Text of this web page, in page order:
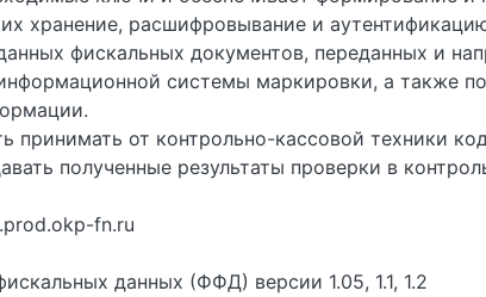
хранение, расшифровывание и
фискальных документов, переданных и
системы маркировки, а также
принимать от контрольно-кассовой техники
полученные результаты проверки в
fn.ru
данных (ФФД) версии 1.05, 1.1, 1.2